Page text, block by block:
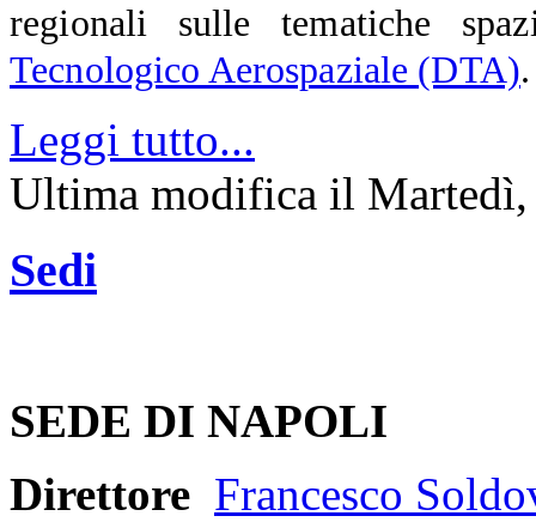
regionali sulle tematiche
Tecnologico Aerospaziale (DTA).
Leggi tutto...
Ultima modifica il
Sedi
SEDE DI NAPOLI
Direttore Francesco